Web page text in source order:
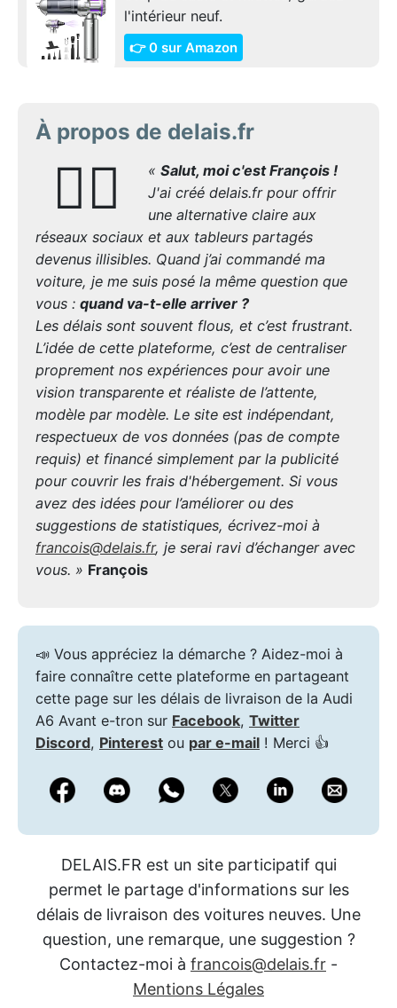
l'intérieur neuf.
👉 0 sur Amazon
À propos de delais.fr
🙋‍♂️ « Salut, moi c'est François !
J'ai créé delais.fr pour offrir
une alternative claire aux
réseaux sociaux et aux tableurs partagés
devenus illisibles. Quand j’ai commandé ma
voiture, je me suis posé la même question que
vous : quand va-t-elle arriver ?
Les délais sont souvent flous, et c’est frustrant.
L’idée de cette plateforme, c’est de centraliser
proprement nos expériences pour avoir une
vision transparente et réaliste de l’attente,
modèle par modèle. Le site est indépendant,
respectueux de vos données (pas de compte
requis) et financé simplement par la publicité
pour couvrir les frais d'hébergement. Si vous
avez des idées pour l’améliorer ou des
suggestions de statistiques, écrivez-moi à
francois@delais.fr, je serai ravi d’échanger avec
vous. » François
📣 Vous appréciez la démarche ? Aidez-moi à
faire connaître cette plateforme en partageant
cette page sur les délais de livraison de la Audi
A6 Avant e-tron sur Facebook, Twitter
Discord, Pinterest ou par e-mail ! Merci 👍
DELAIS.FR est un site participatif qui
permet le partage d'informations sur les
délais de livraison des voitures neuves. Une
question, une remarque, une suggestion ?
Contactez-moi à francois@delais.fr -
Mentions Légales